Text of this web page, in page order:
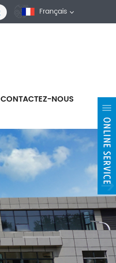
Français
CONTACTEZ-NOUS